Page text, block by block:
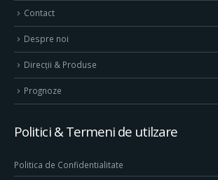
Contact
Despre noi
Direcţii & Produse
Prognoze
Politici & Termeni de utilzare
Politica de Confidentialitate